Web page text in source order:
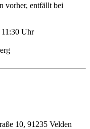
vorher, entfällt bei
11:30 Uhr
10, 91235 Velden